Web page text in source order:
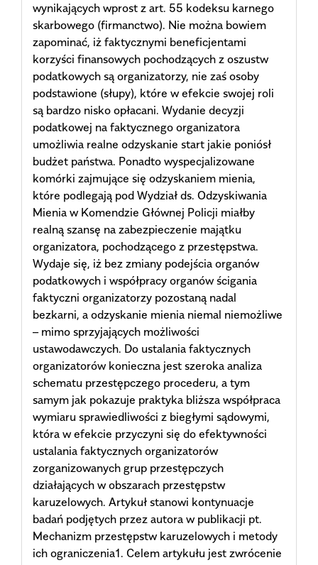
wynikających wprost z art. 55 kodeksu karnego
skarbowego (firmanctwo). Nie można bowiem
zapominać, iż faktycznymi beneficjentami
korzyści finansowych pochodzących z oszustw
podatkowych są organizatorzy, nie zaś osoby
podstawione (słupy), które w efekcie swojej roli
są bardzo nisko opłacani. Wydanie decyzji
podatkowej na faktycznego organizatora
umożliwia realne odzyskanie start jakie poniósł
budżet państwa. Ponadto wyspecjalizowane
komórki zajmujące się odzyskaniem mienia,
które podlegają pod Wydział ds. Odzyskiwania
Mienia w Komendzie Głównej Policji miałby
realną szansę na zabezpieczenie majątku
organizatora, pochodzącego z przestępstwa.
Wydaje się, iż bez zmiany podejścia organów
podatkowych i współpracy organów ścigania
faktyczni organizatorzy pozostaną nadal
bezkarni, a odzyskanie mienia niemal niemożliwe
– mimo sprzyjających możliwości
ustawodawczych. Do ustalania faktycznych
organizatorów konieczna jest szeroka analiza
schematu przestępczego procederu, a tym
samym jak pokazuje praktyka bliższa współpraca
wymiaru sprawiedliwości z biegłymi sądowymi,
która w efekcie przyczyni się do efektywności
ustalania faktycznych organizatorów
zorganizowanych grup przestępczych
działających w obszarach przestępstw
karuzelowych. Artykuł stanowi kontynuacje
badań podjętych przez autora w publikacji pt.
Mechanizm przestępstw karuzelowych i metody
ich ograniczenia1. Celem artykułu jest zwrócenie